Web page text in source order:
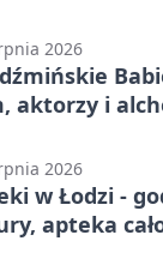
2026
aktorzy i
2026
w Łodzi -
apteka